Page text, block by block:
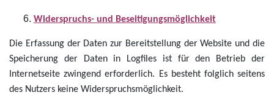
Widerspruchs- und Beseitigungsmöglichkeit
Die Erfassung der Daten zur Bereitstellung der Website und die
Speicherung der Daten in Logfiles ist für den Betrieb der
Internetseite zwingend erforderlich. Es besteht folglich seitens
des Nutzers keine Widerspruchsmöglichkeit.